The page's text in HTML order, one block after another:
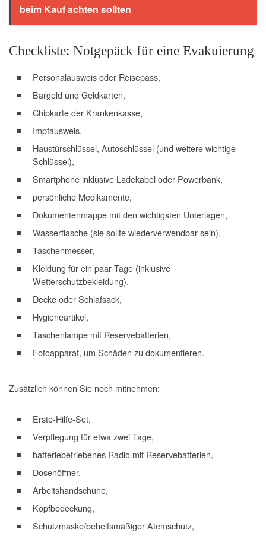
beim Kauf achten sollten
Checkliste: Notgepäck für eine Evakuierung
Personalausweis oder Reisepass,
Bargeld und Geldkarten,
Chipkarte der Krankenkasse,
Impfausweis,
Haustürschlüssel, Autoschlüssel (und weitere wichtige
Schlüssel),
Smartphone inklusive Ladekabel oder Powerbank,
persönliche Medikamente,
Dokumentenmappe mit den wichtigsten Unterlagen,
Wasserflasche (sie sollte wiederverwendbar sein),
Taschenmesser,
Kleidung für ein paar Tage (inklusive
Wetterschutzbekleidung),
Decke oder Schlafsack,
Hygieneartikel,
Taschenlampe mit Reservebatterien,
Fotoapparat, um Schäden zu dokumentieren.
Zusätzlich können Sie noch mitnehmen:
Erste-Hilfe-Set,
Verpflegung für etwa zwei Tage,
batteriebetriebenes Radio mit Reservebatterien,
Dosenöffner,
Arbeitshandschuhe,
Kopfbedeckung,
Schutzmaske/behelfsmäßiger Atemschutz,